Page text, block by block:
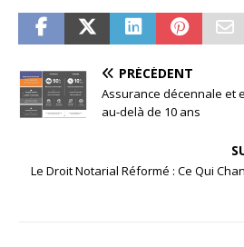
PRÉCÉDENT
Assurance décennale et
au-delà de 10 ans
Le Droit Notarial Réformé : Ce Qui